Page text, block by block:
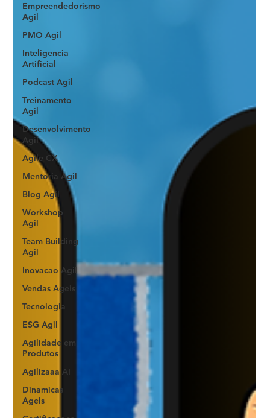
Empreendedorismo
Agil
PMO Agil
Inteligencia
Artificial
Podcast Agil
Treinamento
Agil
Desenvolvimento
Agil
Agile CX
Mentoria Agil
Blog Agil
Workshop
Agil
Team Building
Agil
Inovacao Agil
Vendas Ageis
Tecnologia
ESG Agil
Agilidade em
Produtos
Agilizaaa AI
Dinamicas
Ageis